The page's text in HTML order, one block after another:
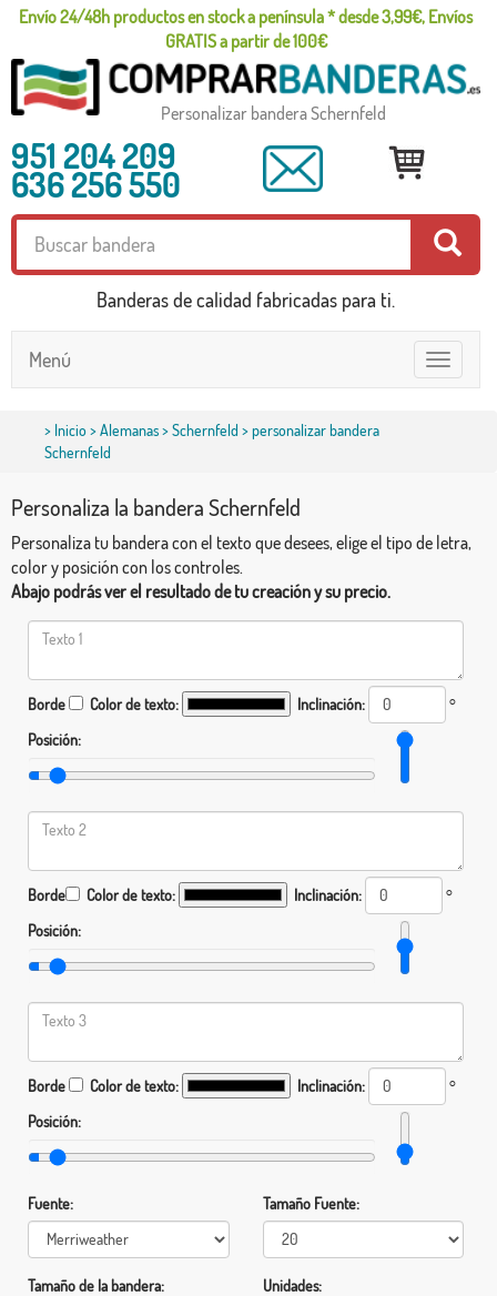
Envío 24/48h productos en stock a península * desde 3,99€, Envíos
GRATIS a partir de 100€
Personalizar bandera Schernfeld
951 204 209
636 256 550
Banderas de calidad fabricadas para ti.
Toggle
navigation
Menú
> Inicio>Alemanas>Schernfeld > personalizar bandera
Schernfeld
Personaliza la bandera Schernfeld
Personaliza tu bandera con el texto que desees, elige el tipo de letra,
color y posición con los controles.
Abajo podrás ver el resultado de tu creación y su precio.
Borde Color de texto: Inclinación:
°
Posición:
Borde Color de texto: Inclinación:
°
Posición:
Borde Color de texto: Inclinación:
°
Posición:
Fuente: Tamaño Fuente:
Tamaño de la bandera: Unidades: